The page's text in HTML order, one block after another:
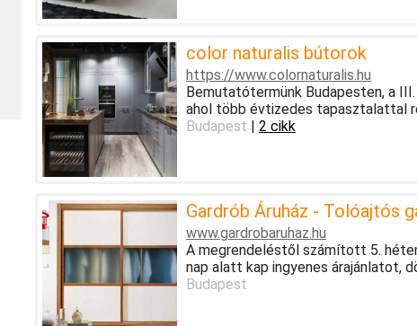
color naturalis bútorok
https://www.colornaturalis.hu
Bemutatótermünk Budapesten, a
ahol több évtizedes tapasztalattal
Budapest | 2 cikk
Gardrób Áruház - Tolóajtós
www.gardrobaruhaz.hu
A megrendeléstől számított 5.
nap alatt kap ingyenes árajánlatot,
Budapest